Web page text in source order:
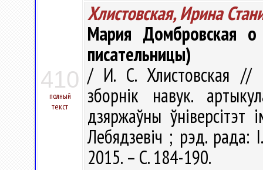
410
полный
текст
Хлистовская, Ирина
Мария Домбровская о
писательницы)
/ И. С. Хлистовская //
зборнік навук.
дзяржаўны
Лебядзевіч ; рэд.
2015. – С. 184-190.